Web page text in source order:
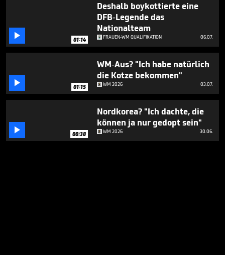
 01:14
Deshalb boykottierte eine
DFB-Legende das
Nationalteam
FRAUEN-WM QUALIFIKATION 06.07.
 01:15
WM-Aus? "Ich habe natürlich
die Kotze bekommen"
WM 2026 03.07.
 00:38
Nordkorea? "Ich dachte, die
können ja nur gedopt sein"
WM 2026 30.06.